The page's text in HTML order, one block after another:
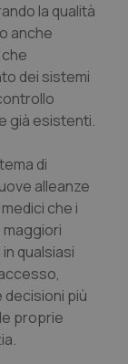
la qualità
anche
dei sistemi
già esistenti.
di
alleanze
che i
qualsiasi
più
proprie